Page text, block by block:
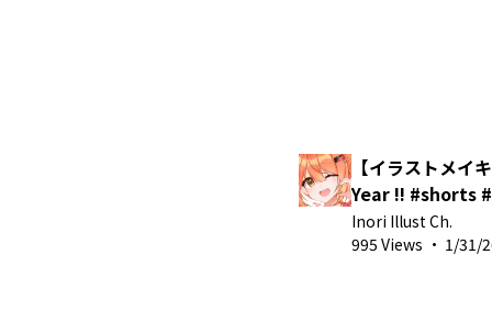
【イラストメイ
Year !! #shorts
Inori Illust Ch.
995 Views · 1/31/